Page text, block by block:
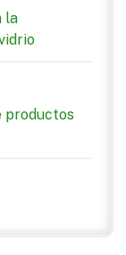
la
productos